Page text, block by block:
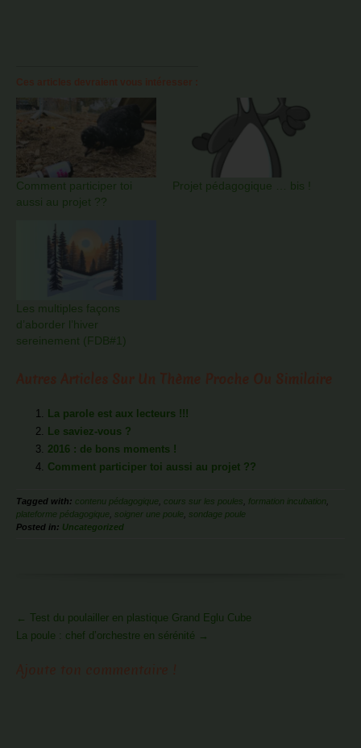
Comment participer toi
aussi au projet ??
Projet pédagogique … bis !
Les multiples façons
d’aborder l’hiver
sereinement (FDB#1)
La parole est aux lecteurs !!!
Le saviez-vous ?
2016 : de bons moments !
Comment participer toi aussi au projet ??
Tagged with: contenu pédagogique cours sur les poules formation incubation
plateforme pédagogique soigner une poule sondage poule
Posted in: Uncategorized
More
Articles
← Test du poulailler en plastique Grand Eglu Cube
La poule : chef d’orchestre en sérénité →